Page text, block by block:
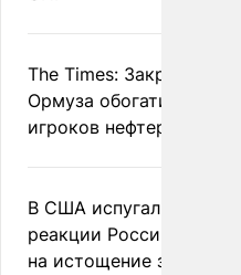
The Times: Закрытие
Ормуза обогатило
игроков нефтерынка
В США испугались
реакции России и
на истощение запасов